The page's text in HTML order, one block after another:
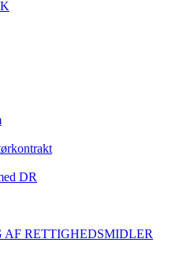
DR
RETTIGHEDSMIDLER